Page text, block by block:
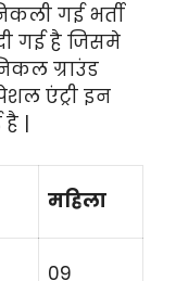
गई भर्ती
गई है जिसमे
ग्राउंड
एंट्री इन
है |
महिला
09